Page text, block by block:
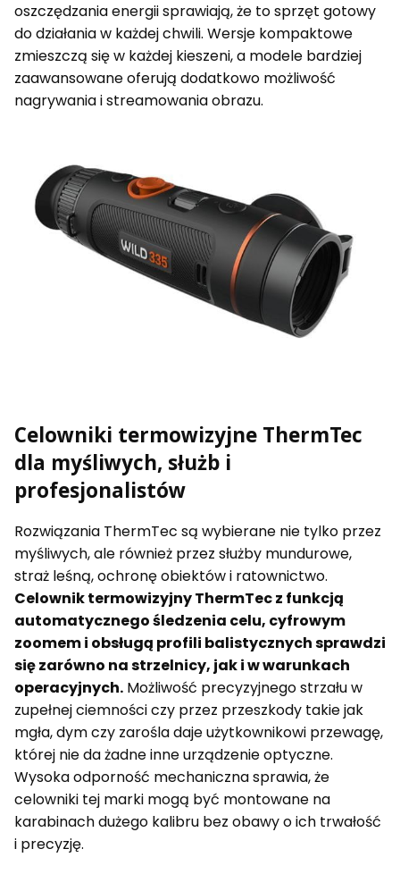
oszczędzania energii sprawiają, że to sprzęt gotowy
do działania w każdej chwili. Wersje kompaktowe
zmieszczą się w każdej kieszeni, a modele bardziej
zaawansowane oferują dodatkowo możliwość
nagrywania i streamowania obrazu.
Celowniki termowizyjne ThermTec
dla myśliwych, służb i
profesjonalistów
Rozwiązania ThermTec są wybierane nie tylko przez
myśliwych, ale również przez służby mundurowe,
straż leśną, ochronę obiektów i ratownictwo.
Celownik termowizyjny ThermTec z funkcją
automatycznego śledzenia celu, cyfrowym
zoomem i obsługą profili balistycznych sprawdzi
się zarówno na strzelnicy, jak i w warunkach
operacyjnych. Możliwość precyzyjnego strzału w
zupełnej ciemności czy przez przeszkody takie jak
mgła, dym czy zarośla daje użytkownikowi przewagę,
której nie da żadne inne urządzenie optyczne.
Wysoka odporność mechaniczna sprawia, że
celowniki tej marki mogą być montowane na
karabinach dużego kalibru bez obawy o ich trwałość
i precyzję.